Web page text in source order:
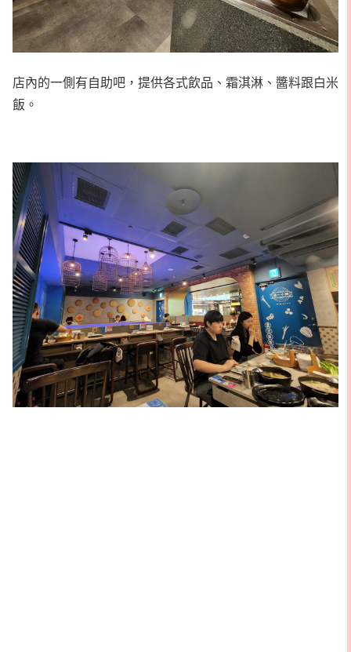
店內的一側有自助吧，提供各式飲品、霜淇淋、醬料跟白米
飯。